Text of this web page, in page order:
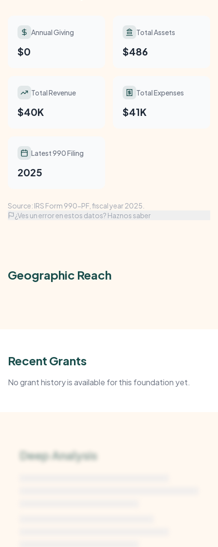
Annual Giving
$0
Total Assets
$486
Total Revenue
$40K
Total Expenses
$41K
Latest 990 Filing
2025
Source: IRS Form 990-PF, fiscal year 2025.
¿Ves un error en estos datos? Haznos saber
Geographic Reach
Recent Grants
No grant history is available for this foundation yet.
Deep Analysis